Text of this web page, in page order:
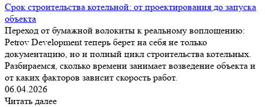
Срок строительства котельной: от проектирования до запуска
объекта
Переход от бумажной волокиты к реальному воплощению:
Petrov Development теперь берет на себя не только
документацию, но и полный цикл строительства котельных.
Разбираемся, сколько времени занимает возведение объекта и
от каких факторов зависит скорость работ.
06.04.2026
Читать далее